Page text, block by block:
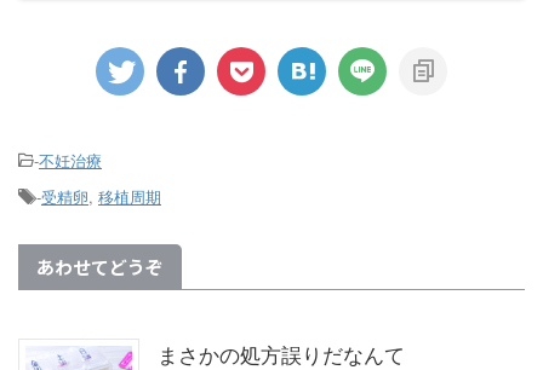
-不妊治療
-受精卵, 移植周期
あわせてどうぞ
まさかの処方誤りだなんて